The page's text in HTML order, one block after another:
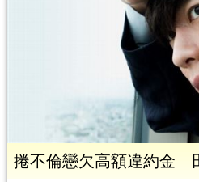
捲不倫戀欠高額違約金